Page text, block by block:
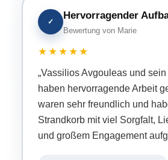
✓
Hervorragender
Bewertung von Marie
★★★★★
„Vassilios Avgouleas und
haben hervorragende Arbeit
waren sehr freundlich und
Strandkorb mit viel Sorgfalt,
und großem Engagement